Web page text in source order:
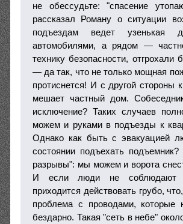
не обессудьте: "спасение
рассказал Роману о ситуации
подъездам ведет узенькая
автомобилями, а рядом —
технику безопасности,
— да так, что не только мощная
протиснется! И с другой стороны
мешает частный дом.
исключение? Таких случаев
можем и руками в подъезды к
Однако как быть с эвакуацией
состоянии подъехать
разрывы": мы можем и ворота
И если люди не соблюдают
приходится действовать грубо,
проблема с проводами, которые
бездарно. Такая "сеть в небе"